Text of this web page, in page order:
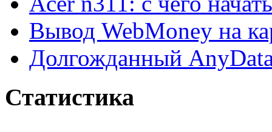
Вывод WebMoney на
Долгожданный
Статистика